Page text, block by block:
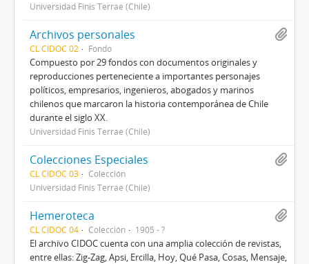
Universidad Finis Terrae (Chile)
Archivos personales
CL CIDOC 02 Fondo
Compuesto por 29 fondos con documentos originales y
reproducciones perteneciente a importantes personajes
políticos, empresarios, ingenieros, abogados y marinos
chilenos que marcaron la historia contemporánea de Chile
durante el siglo XX.
Universidad Finis Terrae (Chile)
Colecciones Especiales
CL CIDOC 03
Colección
Universidad Finis Terrae (Chile)
Hemeroteca
CL CIDOC 04 Colección 1905 - ?
El archivo CIDOC cuenta con una amplia colección de revistas,
entre ellas: Zig-Zag, Apsi, Ercilla, Hoy, Qué Pasa, Cosas, Mensaje,